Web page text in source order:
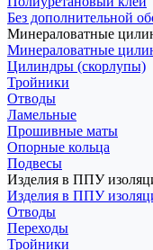
Без дополнительной
Минераловатные
Минераловатные
Цилиндры (скорлупы)
Тройники
Отводы
Ламельные
Прошивные маты
Опорные кольца
Подвесы
Изделия в ППУ
Изделия в ППУ
Отводы
Переходы
Тройники